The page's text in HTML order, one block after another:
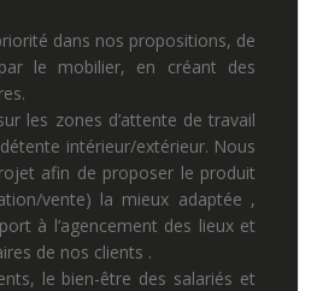
dans nos propositions, de
le mobilier, en créant des
les zones d’attente de travail
intérieur/extérieur. Nous
afin de proposer le produit
vente) la mieux adaptée ,
à l’agencement des lieux et
de nos clients .
le bien-être des salariés et